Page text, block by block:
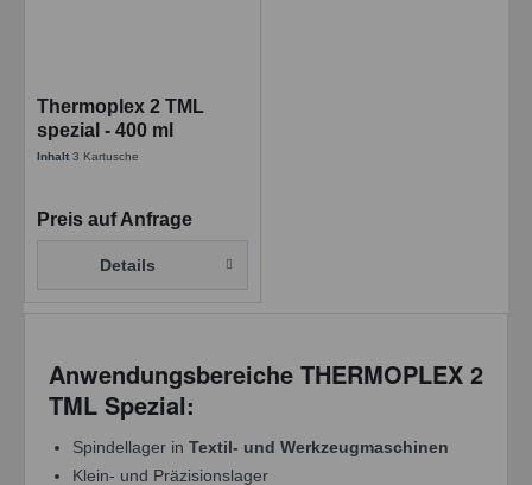
Thermoplex 2 TML
spezial - 400 ml
Kartuschen
Inhalt3 Kartusche
Preis auf Anfrage
Details
Anwendungsbereiche THERMOPLEX 2
TML Spezial:
Spindellager in Textil- und Werkzeugmaschinen
Klein- und Präzisionslager